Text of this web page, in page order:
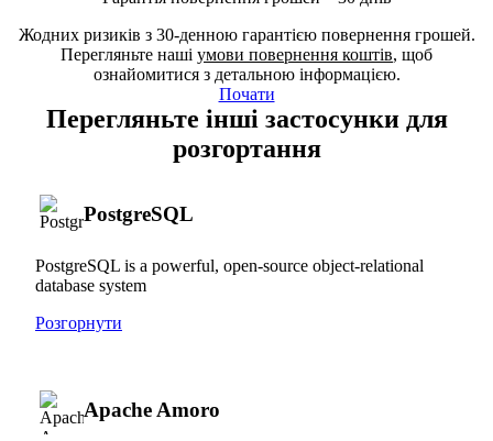
Жодних ризиків з 30-денною гарантією повернення грошей.
Перегляньте наші умови повернення коштів, щоб
ознайомитися з детальною інформацією.
Почати
Перегляньте інші застосунки для
розгортання
PostgreSQL
PostgreSQL is a powerful, open-source object-relational
database system
Розгорнути
Apache Amoro